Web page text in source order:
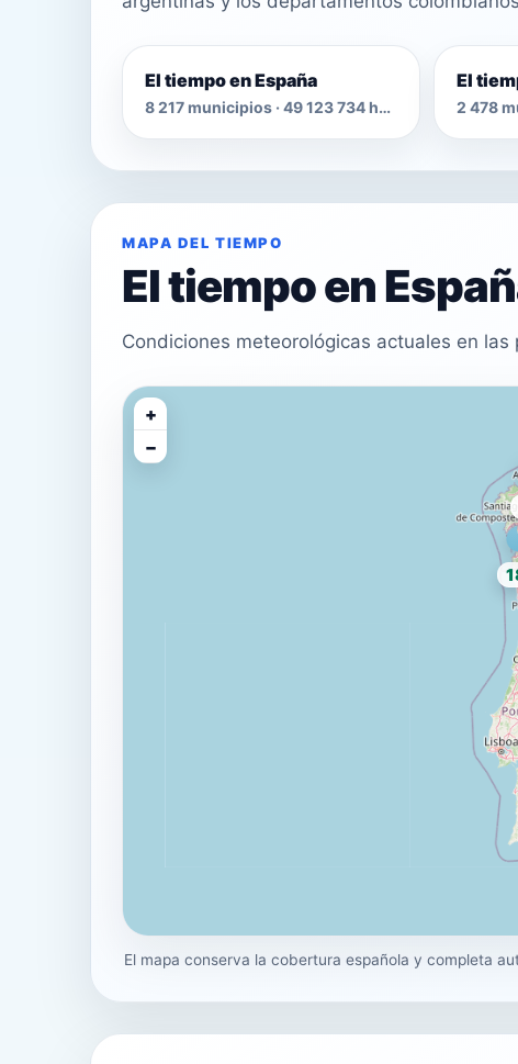
El tiempo en España
8 217 municipios · 49 123 734 habitantes
El
MAPA DEL TIEMPO
El tiempo en
Condiciones meteorológicas actuales en
+
−
El mapa conserva la cobertura española y completa